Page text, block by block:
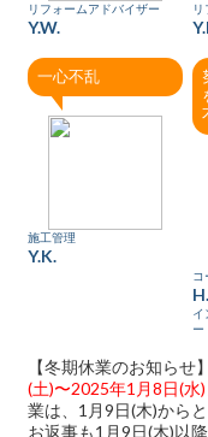
リフォームアドバイザー
Y.W.
一心不乱
施工管理
Y.K.
コ
イ
ー
【冬期休業のお知らせ
(土)〜2025年1月8日(水
業は、1月9日(木)から
お返事も1月9日(木)以